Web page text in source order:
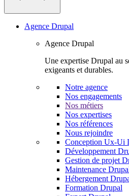
Agence Drupal
Agence Drupal
Une expertise Drupal au
exigeants et durables.
Notre agence
Nos engagements
Nos métiers
Nos expertises
Nos références
Nous rejoindre
Conception Ux-Ui
Développement
Gestion de projet
Maintenance
Hébergement
Formation Drupal